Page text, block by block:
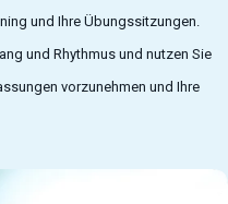
und Ihre Übungssitzungen.
und Rhythmus und nutzen Sie
vorzunehmen und Ihre